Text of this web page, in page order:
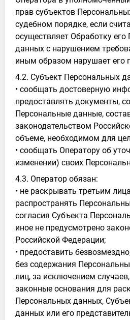
прав субъектов
судебном порядке, если
осуществляет Обработку
данных с нарушением
иным образом нарушает его
4.2. Субъект Персональных
• сообщать достоверную
предоставлять документы,
Персональные данные,
законодательством
объеме, необходимом для
• сообщать Оператору об
изменении) своих
4.3. Оператор обязан:
• не раскрывать третьим
распространять
согласия Субъекта
иное не предусмотрено
Российской Федерации;
• предоставить
без содержания
лиц, за исключением
законные основания для
Персональных данных,
данных или его